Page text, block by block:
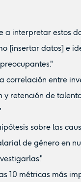
a interpretar estos
[insertar datos] e
correlación entre
y retención de
sobre las
de género en
10 métricas más